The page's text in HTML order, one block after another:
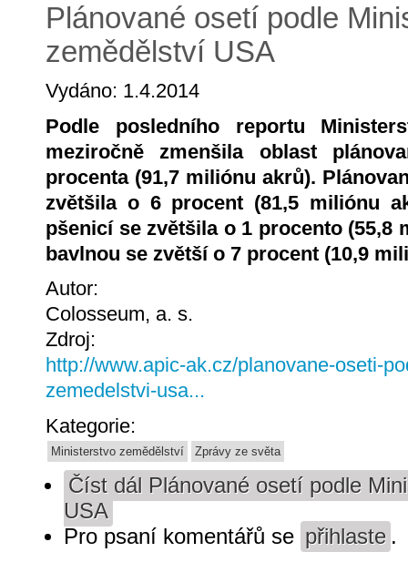
Plánované osetí podle
zemědělství USA
Vydáno: 1.4.2014
Podle posledního reportu
meziročně zmenšila oblast
procenta (91,7 miliónu akrů).
zvětšila o 6 procent (81,5 miliónu
pšenicí se zvětšila o 1 procento (55,8
bavlnou se zvětší o 7 procent (10,9
Autor:
Colosseum, a. s.
Zdroj:
http://www.apic-ak.cz/planovane-oseti-
zemedelstvi-usa...
Kategorie:
Ministerstvo zemědělství Zprávy ze světa
Číst dál Plánované osetí podle
USA
Pro psaní komentářů se přihlaste .